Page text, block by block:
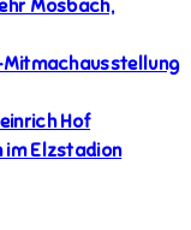
Mosbach,
Hof
im Elzstadion